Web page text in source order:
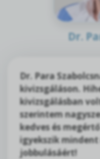
Dr.
Dr. Para
kivizsgáláson.
kivizsgálásban
szerintem
kedves és
igyekszik
jobbulásáért!